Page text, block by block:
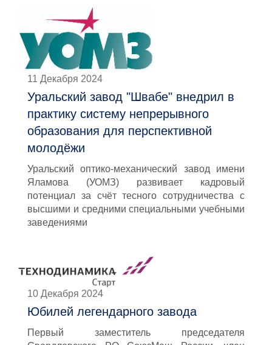
11 Декабря 2024
Уральский завод "Швабе" внедрил в
практику систему непрерывного
образования для перспективной
молодёжи
Уральский оптико-механический завод имени
Яламова (УОМЗ) развивает кадровый
потенциал за счёт тесного сотрудничества с
высшими и средними специальными учебными
заведениями
10 Декабря 2024
Юбилей легендарного завода
Первый заместитель председателя